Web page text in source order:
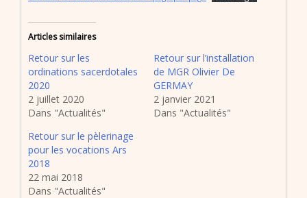
Articles similaires
Retour sur les
ordinations sacerdotales
2020
2 juillet 2020
Dans "Actualités"
Retour sur l’installation
de MGR Olivier De
GERMAY
2 janvier 2021
Dans "Actualités"
Retour sur le pèlerinage
pour les vocations Ars
2018
22 mai 2018
Dans "Actualités"